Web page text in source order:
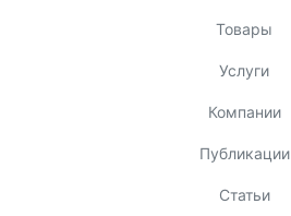
Товары
Услуги
Компании
Публикации
Статьи